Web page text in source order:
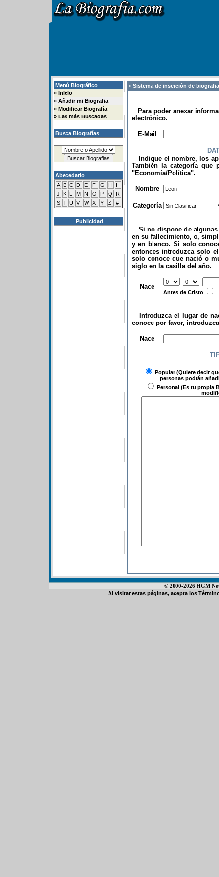
Menú Biográfico
» Inicio
» Añadir mi Biografia
» Modificar Biografía
» Las más Buscadas
Busca Biografías
Abecedario
A B C D E F G H
I
J
K L M N O P Q
R
S T U V W X Y Z #
Publicidad
» Sistema de inserción de
Para poder anexar
electrónico.
E-Mail
Indique el nombre, los
También la categoría que
"Economía/Política".
Nombre
Categoría
Si no dispone de algunas
en su fallecimiento, o,
y en blanco. Si solo
entonces introduzca solo
solo conoce que nació o
siglo en la casilla del año.
Nace
Antes de Cristo
Introduzca el lugar de
conoce por favor,
Nace
Popular(Quiere decir
personas podrán
Personal (Es tu propia
© 2000-2026 HGM
Al visitar estas páginas, acepta los